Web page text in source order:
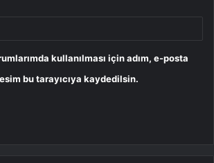
kullanılması için adım, e-posta
bu tarayıcıya kaydedilsin.